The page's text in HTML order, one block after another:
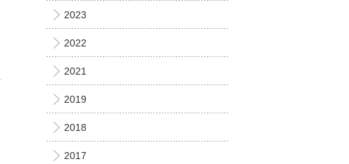
2023
2022
2021
2019
2018
2017